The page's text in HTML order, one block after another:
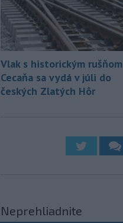
Vlak s historickým rušňom
Cecaňa sa vydá v júli do
českých Zlatých Hôr
Neprehliadnite